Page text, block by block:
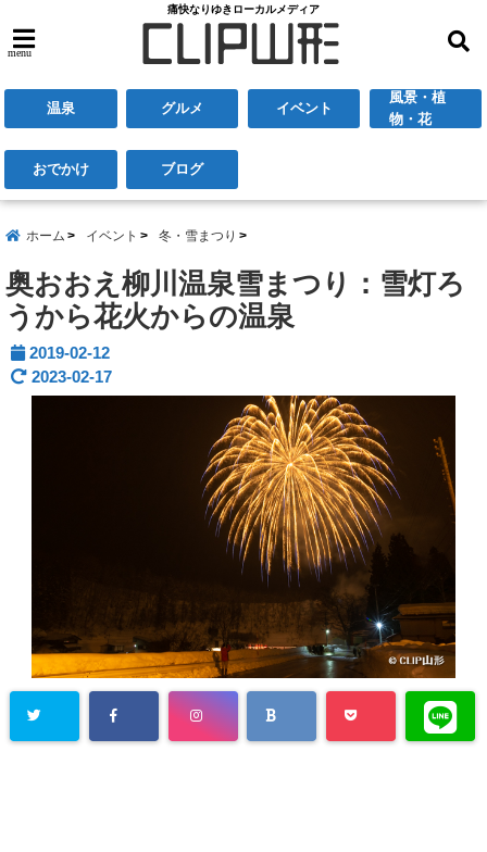
痛快なりゆきローカルメディア
menu
温泉 グルメ イベント
風景・植
物・花
おでかけ ブログ
ホーム イベント 冬・雪まつり
奥おおえ柳川温泉雪まつり：雪灯ろ
うから花火からの温泉
2019-02-12
2023-02-17